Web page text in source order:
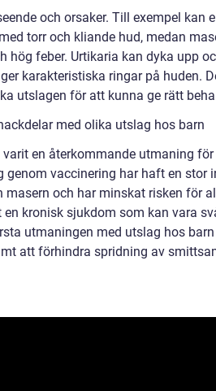
och orsaker. Till exempel kan
torr och kliande hud, medan
hög feber. Urtikaria kan dyka upp
karakteristiska ringar på huden.
utslagen för att kunna ge rätt
med olika utslag hos barn
en återkommande utmaning för
vaccinering har haft en stor
och har minskat risken för
kronisk sjukdom som kan vara
utmaningen med utslag hos
att förhindra spridning av